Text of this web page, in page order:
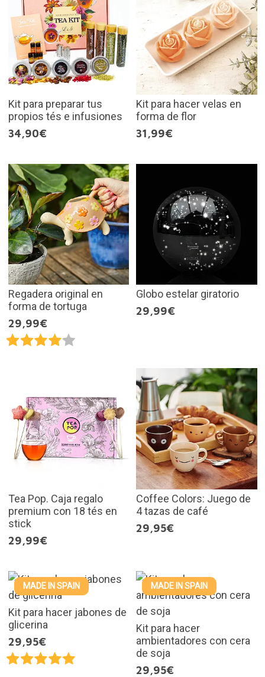
Kit para preparar tus
propios tés e infusiones
34,90€
Kit para hacer velas en
forma de flor
31,99€
Regadera original en
forma de tortuga
29,99€
Globo estelar giratorio
29,99€
Tea Pop. Caja regalo
premium con 18 tés en
stick
29,99€
Coffee Colors: Juego de
4 tazas de café
29,95€
MADE IN SPAIN
Kit para hacer jabones de
glicerina
29,95€
MADE IN SPAIN
Kit para hacer
ambientadores con cera
de soja
29,95€